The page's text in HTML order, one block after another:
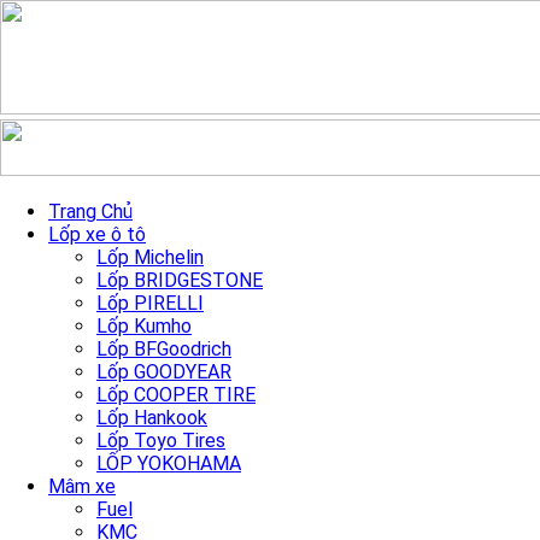
Trang Chủ
Lốp xe ô tô
Lốp Michelin
Lốp BRIDGESTONE
Lốp PIRELLI
Lốp Kumho
Lốp BFGoodrich
Lốp GOODYEAR
Lốp COOPER TIRE
Lốp Hankook
Lốp Toyo Tires
LỐP YOKOHAMA
Mâm xe
Fuel
KMC
Mâm MRGW217 đen phay
18″/5×112
Trang chủ »Sản Phẩm mâm xe
18″/5×112
Previous Next